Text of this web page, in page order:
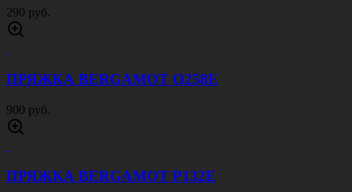
290 руб.
ПРЯЖКА BERGAMOT O258E
900 руб.
ПРЯЖКА BERGAMOT P132E